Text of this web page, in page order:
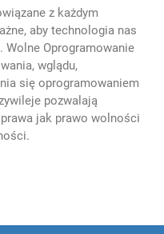
z każdym
aby technologia nas
Wolne Oprogramowanie
wglądu,
się oprogramowaniem
pozwalają
jak prawo wolności